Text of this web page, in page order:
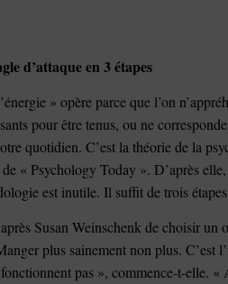
d’attaque en 3 étapes
» opère parce que l’on
pour être tenus, ou ne
quotidien. C’est la théorie de la
« Psychology Today ». D’après
est inutile. Il suffit de trois
Susan Weinschenk de choisir un
plus sainement non plus. C’est
pas », commence-t-elle. «